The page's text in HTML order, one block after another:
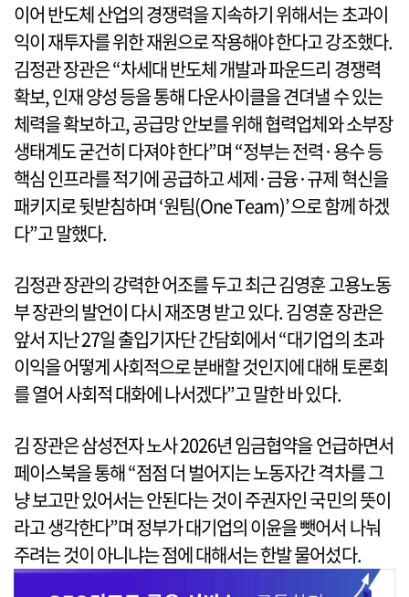
이어 반도체 산업의 경쟁력을 지속하기 위해서는 초과이
익이 재투자를 위한 재원으로 작용해야 한다고 강조했다.
김정관 장관은 “차세대 반도체 개발과 파운드리 경쟁력
확보, 인재 양성 등을 통해 다운사이클을 견뎌낼 수 있는
체력을 확보하고, 공급망 안보를 위해 협력업체와 소부장
생태계도 굳건히 다져야 한다”며 “정부는 전력·용수 등
핵심 인프라를 적기에 공급하고 세제·금융·규제 혁신을
패키지로 뒷받침하며 ‘원팀(One Team)’으로 함께 하겠
다”고 말했다.
김정관 장관의 강력한 어조를 두고 최근 김영훈 고용노동
부 장관의 발언이 다시 재조명 받고 있다. 김영훈 장관은
앞서 지난 27일 출입기자단 간담회에서 “대기업의 초과
이익을 어떻게 사회적으로 분배할 것인지에 대해 토론회
를 열어 사회적 대화에 나서겠다”고 말한 바 있다.
김 장관은 삼성전자 노사 2026년 임금협약을 언급하면서
페이스북을 통해 “점점 더 벌어지는 노동자간 격차를 그
냥 보고만 있어서는 안된다는 것이 주권자인 국민의 뜻이
라고 생각한다”며 정부가 대기업의 이윤을 뺏어서 나눠
주려는 것이 아니냐는 점에 대해서는 한발 물어섰다.